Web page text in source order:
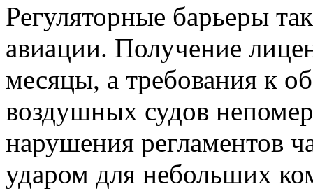
Регуляторные барьеры
авиации. Получение
месяцы, а требования к
воздушных судов
нарушения регламентов
ударом для небольших